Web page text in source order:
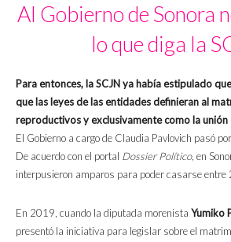
Al Gobierno de Sonora
lo que diga la
Para entonces, la SCJN ya había estipulado
que las leyes de las entidades definieran al
reproductivos y exclusivamente como la
El Gobierno a cargo de Claudia Pavlovich pasó
De acuerdo con el portal Dossier Político, en
interpusieron amparos para poder casarse
En 2019, cuando la diputada morenista Yumiko
presentó la iniciativa para legislar sobre el